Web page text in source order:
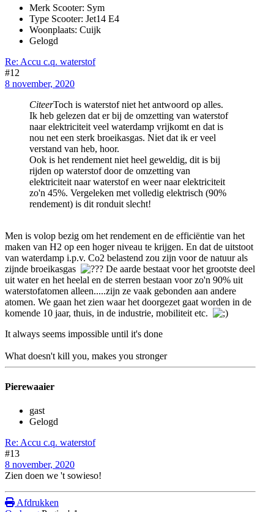
Merk Scooter: Sym
Type Scooter: Jet14 E4
Woonplaats: Cuijk
Gelogd
Re: Accu c.q. waterstof
#12
8 november, 2020
CiteerToch is waterstof niet het antwoord op alles.
Ik heb gelezen dat er bij de omzetting van waterstof
naar elektriciteit veel waterdamp vrijkomt en dat is
nou net een sterk broeikasgas. Niet dat ik er veel
verstand van heb, hoor.
Ook is het rendement niet heel geweldig, dit is bij
rijden op waterstof door de omzetting van
elektriciteit naar waterstof en weer naar elektriciteit
zo'n 45%. Vergeleken met volledig elektrisch (90%
rendement) is dit ronduit slecht!
Men is volop bezig om het rendement en de efficiëntie van het
maken van H2 op een hoger niveau te krijgen. En dat de uitstoot
van waterdamp i.p.v. Co2 belastend zou zijn voor de natuur als
zijnde broeikasgas
De aarde bestaat voor het grootste deel
uit water en het heelal en de sterren bestaan voor zo'n 90% uit
waterstofatomen alleen.....zijn ze vaak gebonden aan andere
atomen. We gaan het zien waar het doorgezet gaat worden in de
komende 10 jaar, thuis, in de industrie, mobiliteit etc.
It always seems impossible until it's done
What doesn't kill you, makes you stronger
Pierewaaier
gast
Gelogd
Re: Accu c.q. waterstof
#13
8 november, 2020
Zien doen we 't sowieso!
Afdrukken